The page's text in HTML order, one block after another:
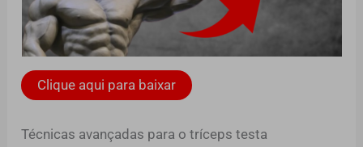
Clique aqui para baixar
Técnicas avançadas para o tríceps testa